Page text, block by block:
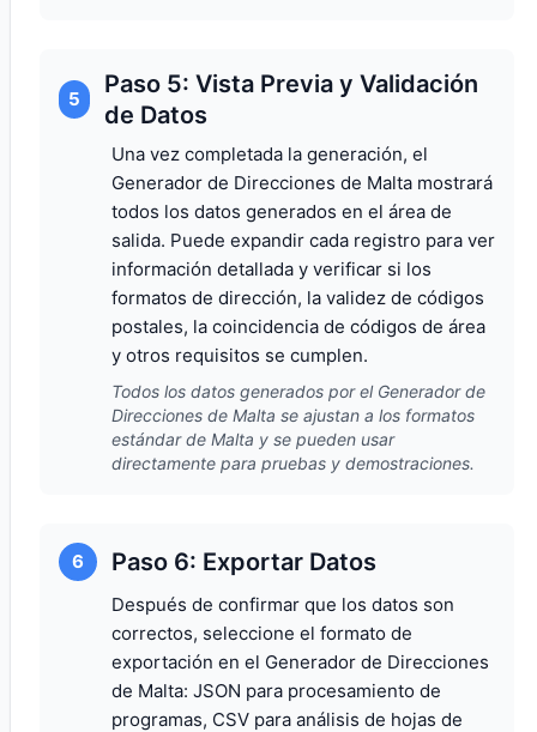
5
Paso 5: Vista Previa y Validación
de Datos
Una vez completada la generación, el
Generador de Direcciones de Malta mostrará
todos los datos generados en el área de
salida. Puede expandir cada registro para ver
información detallada y verificar si los
formatos de dirección, la validez de códigos
postales, la coincidencia de códigos de área
y otros requisitos se cumplen.
Todos los datos generados por el Generador de
Direcciones de Malta se ajustan a los formatos
estándar de Malta y se pueden usar
directamente para pruebas y demostraciones.
6 Paso 6: Exportar Datos
Después de confirmar que los datos son
correctos, seleccione el formato de
exportación en el Generador de Direcciones
de Malta: JSON para procesamiento de
programas, CSV para análisis de hojas de